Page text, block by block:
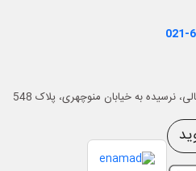
021-
نرسیده به خیابان منوچهری، پلاک 548